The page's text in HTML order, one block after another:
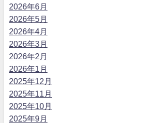
2026年6月
2026年5月
2026年4月
2026年3月
2026年2月
2026年1月
2025年12月
2025年11月
2025年10月
2025年9月